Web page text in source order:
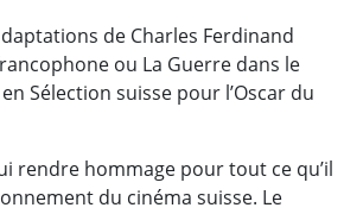
de Charles Ferdinand
ou La Guerre dans le
Sélection suisse pour l’Oscar du
rendre hommage pour tout ce qu’il
du cinéma suisse. Le